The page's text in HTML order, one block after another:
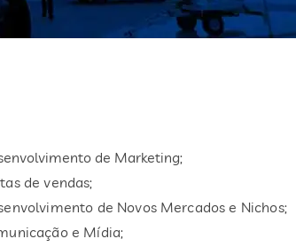
de Marketing;
de vendas;
de Novos Mercados e Nichos;
e Mídia;